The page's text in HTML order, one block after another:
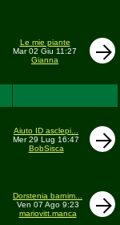
Le mie piante
Mar 02 Giu 11:27
Gianna
Aiuto ID asclepi...
Mer 29 Lug 16:47
BobSisca
Dorstenia barnim...
Ven 07 Ago 9:23
mariovitt.manca